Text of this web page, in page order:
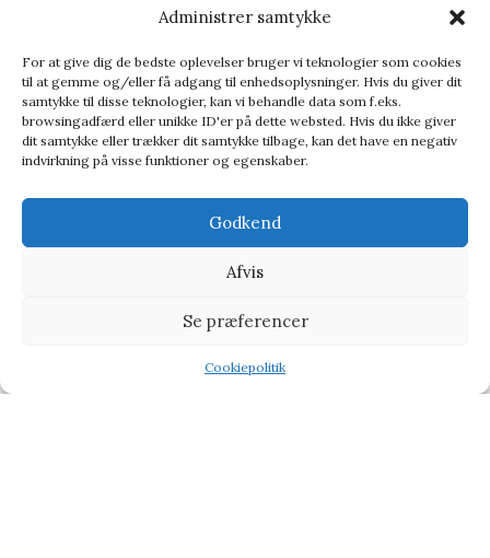
Administrer samtykke
For at give dig de bedste oplevelser bruger vi teknologier som cookies
til at gemme og/eller få adgang til enhedsoplysninger. Hvis du giver dit
samtykke til disse teknologier, kan vi behandle data som f.eks.
browsingadfærd eller unikke ID'er på dette websted. Hvis du ikke giver
dit samtykke eller trækker dit samtykke tilbage, kan det have en negativ
indvirkning på visse funktioner og egenskaber.
Godkend
Afvis
Se præferencer
Cookiepolitik
Gift Republic Bucketlist 100 Beers – Bucket list
kr. 142,95